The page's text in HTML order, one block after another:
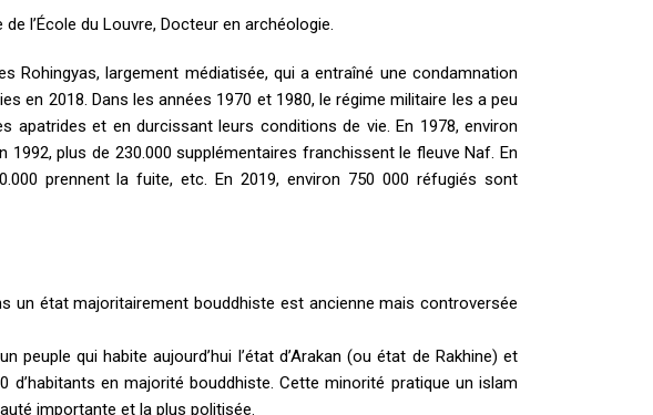
l’École du Louvre, Docteur en archéologie.
Rohingyas, largement médiatisée, qui a entraîné une condamnation
en 2018. Dans les années 1970 et 1980, le régime militaire les a peu
apatrides et en durcissant leurs conditions de vie. En 1978, environ
1992, plus de 230.000 supplémentaires franchissent le fleuve Naf. En
prennent la fuite, etc. En 2019, environ 750 000 réfugiés sont
un état majoritairement bouddhiste est ancienne mais controversée
peuple qui habite aujourd’hui l’état d’Arakan (ou état de Rakhine) et
d’habitants en majorité bouddhiste. Cette minorité pratique un islam
importante et la plus politisée.